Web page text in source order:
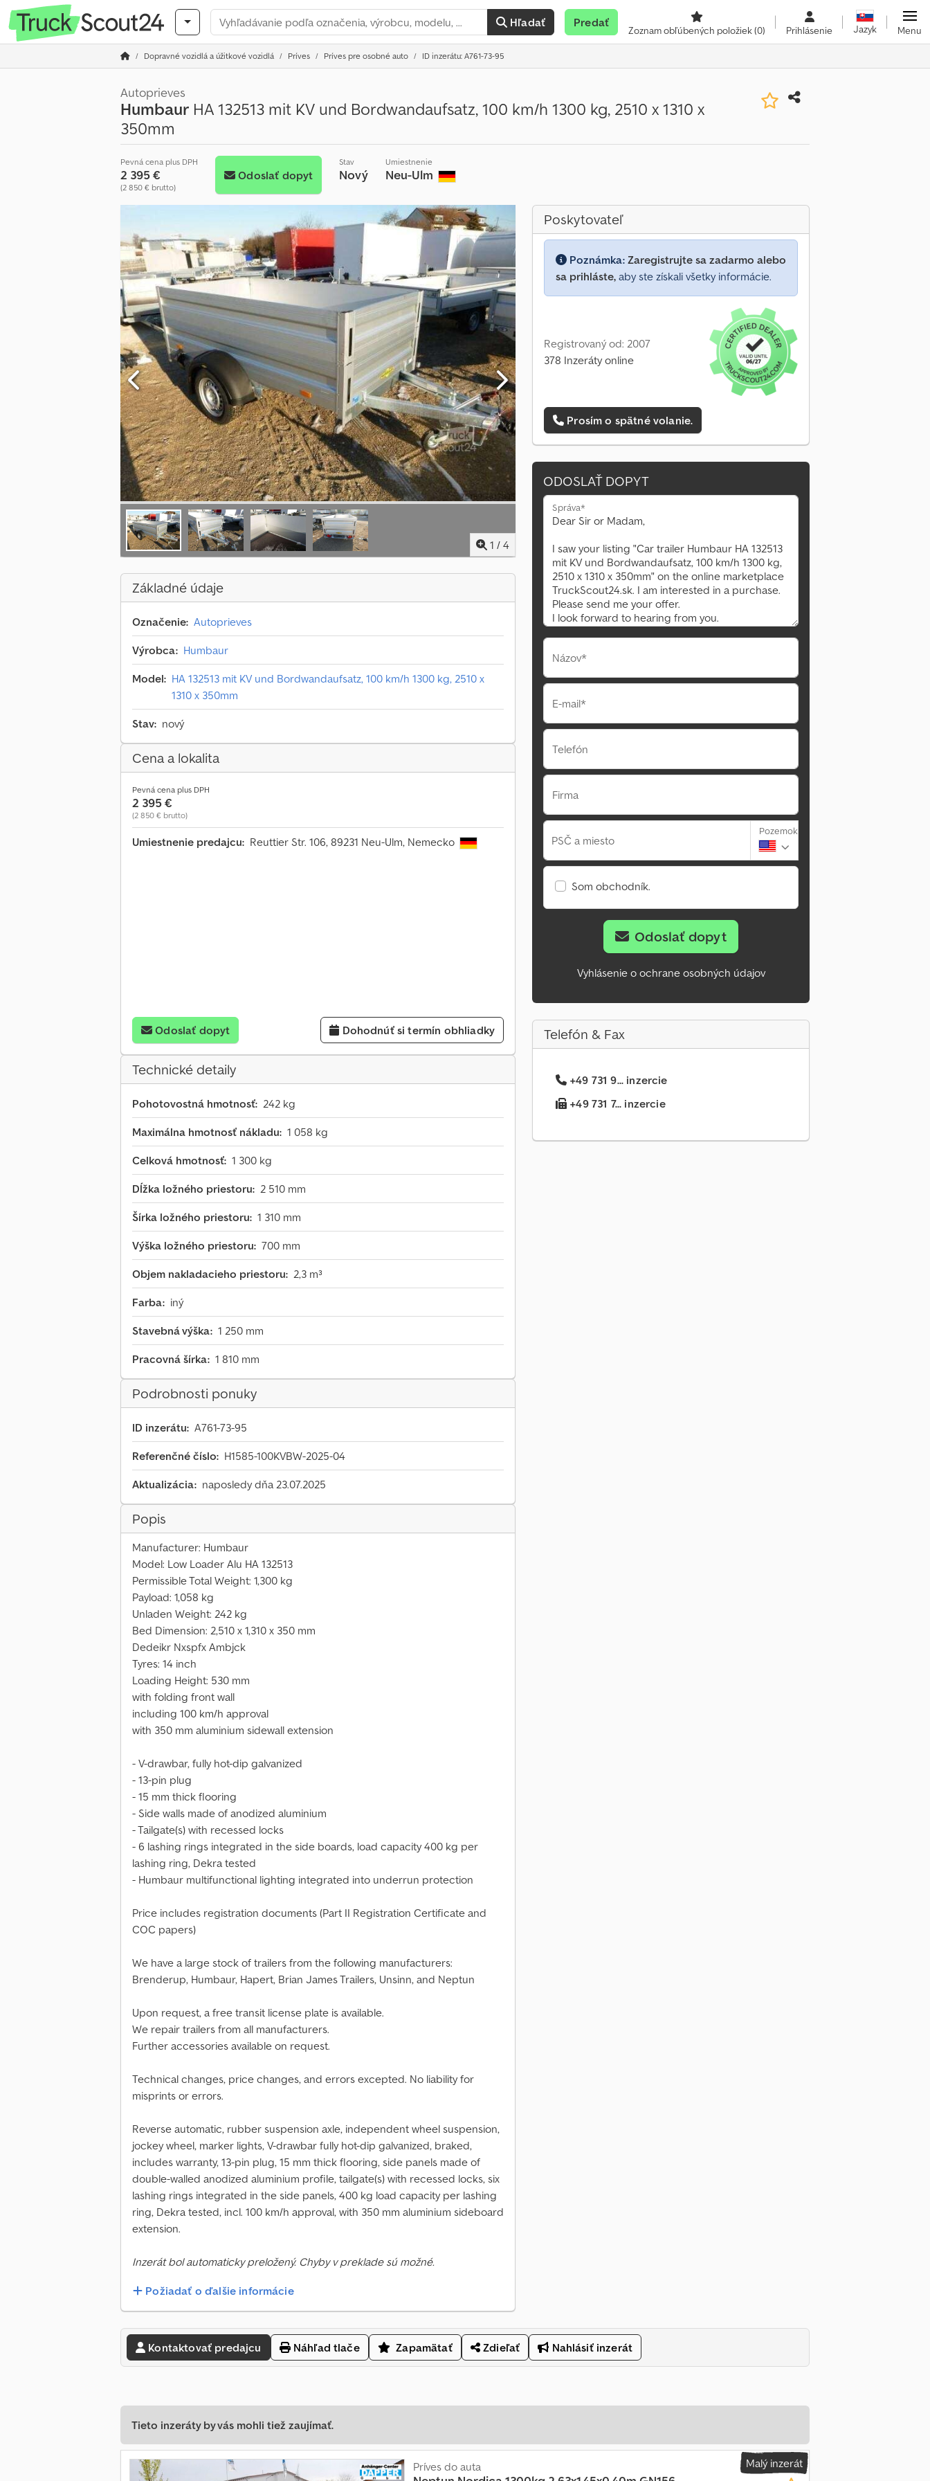
Hľadať Predať
Zoznam obľúbených položiek(0) Prihlásenie Jazyk Menu
Dopravné vozidlá a úžitkové vozidlá Príves Príves pre osobné auto ID inzerátu: A761-73-95
Autoprieves
Humbaur HA 132513 mit KV und Bordwandaufsatz, 100 km/h 1300 kg, 2510 x 1310 x
350mm
Pevná cena plus DPH
2 395 €
(2 850 € brutto)
Odoslať dopyt
Stav
Nový
Umiestnenie
Neu-Ulm
1 / 4
Základné údaje
Označenie: Autoprieves
Výrobca: Humbaur
Model: HA 132513 mit KV und Bordwandaufsatz, 100 km/h 1300 kg, 2510 x
1310 x 350mm
Stav: nový
Cena a lokalita
Pevná cena plus DPH
2 395 €
(2 850 € brutto)
Umiestnenie predajcu: Reuttier Str. 106, 89231 Neu-Ulm, Nemecko
Odoslať dopyt Dohodnúť si termín obhliadky
Technické detaily
Pohotovostná hmotnosť: 242 kg
Maximálna hmotnosť nákladu: 1 058 kg
Celková hmotnosť: 1 300 kg
Dĺžka ložného priestoru: 2 510 mm
Šírka ložného priestoru: 1 310 mm
Výška ložného priestoru: 700 mm
Objem nakladacieho priestoru: 2,3 m³
Farba: iný
Stavebná výška: 1 250 mm
Pracovná šírka: 1 810 mm
Podrobnosti ponuky
ID inzerátu: A761-73-95
Referenčné číslo: H1585-100KVBW-2025-04
Aktualizácia: naposledy dňa 23.07.2025
Popis
Manufacturer: Humbaur
Model: Low Loader Alu HA 132513
Permissible Total Weight: 1,300 kg
Payload: 1,058 kg
Unladen Weight: 242 kg
Bed Dimension: 2,510 x 1,310 x 350 mm
Dedeikr Nxspfx Ambjck
Tyres: 14 inch
Loading Height: 530 mm
with folding front wall
including 100 km/h approval
with 350 mm aluminium sidewall extension
- V-drawbar, fully hot-dip galvanized
- 13-pin plug
- 15 mm thick flooring
- Side walls made of anodized aluminium
- Tailgate(s) with recessed locks
- 6 lashing rings integrated in the side boards, load capacity 400 kg per
lashing ring, Dekra tested
- Humbaur multifunctional lighting integrated into underrun protection
Price includes registration documents (Part II Registration Certificate and
COC papers)
We have a large stock of trailers from the following manufacturers:
Brenderup, Humbaur, Hapert, Brian James Trailers, Unsinn, and Neptun
Upon request, a free transit license plate is available.
We repair trailers from all manufacturers.
Further accessories available on request.
Technical changes, price changes, and errors excepted. No liability for
misprints or errors.
Reverse automatic, rubber suspension axle, independent wheel suspension,
jockey wheel, marker lights, V-drawbar fully hot-dip galvanized, braked,
includes warranty, 13-pin plug, 15 mm thick flooring, side panels made of
double-walled anodized aluminium profile, tailgate(s) with recessed locks, six
lashing rings integrated in the side panels, 400 kg load capacity per lashing
ring, Dekra tested, incl. 100 km/h approval, with 350 mm aluminium sideboard
extension.
Inzerát bol automaticky preložený. Chyby v preklade sú možné.
Požiadať o ďalšie informácie
Poskytovateľ
Poznámka: Zaregistrujte sa zadarmo alebo
sa prihláste, aby ste získali všetky informácie.
Registrovaný od: 2007
378 Inzeráty online
Prosím o spätné volanie.
ODOSLAŤ DOPYT
Správa*
Názov*
E-mail*
Telefón
Firma
PSČ a miesto
Pozemok
Som obchodník.
Odoslať dopyt
Vyhlásenie o ochrane osobných údajov
Telefón & Fax
+49 731 9... inzercie
+49 731 7... inzercie
Kontaktovať predajcu Náhľad tlače Zapamätať Zdieľať Nahlásiť inzerát
Tieto inzeráty by vás mohli tiež zaujímať.
Malý inzerát
Príves do auta